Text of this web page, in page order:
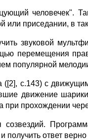
человечек".
приседании, в
звуковой
перемещения
популярной
([2], с.143) c
движение
прохождении
получить ответ